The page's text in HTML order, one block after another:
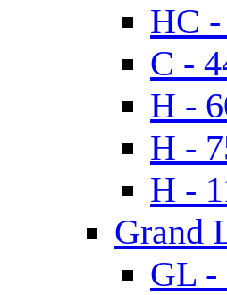
HC
C -
H -
H -
H -
Grand
GL -